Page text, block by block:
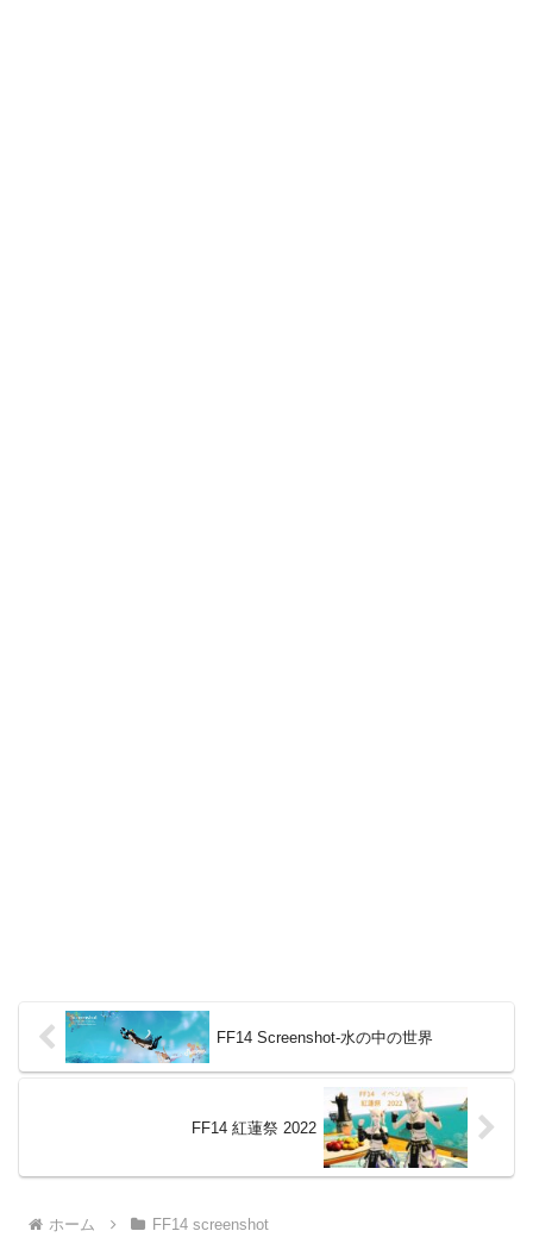
FF14 Screenshot-水の中の世界
FF14 紅蓮祭 2022
ホーム FF14 screenshot